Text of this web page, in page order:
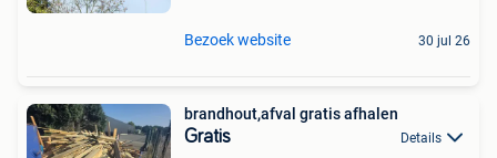
Bezoek website 30 jul 26
brandhout,afval gratis afhalen
Gratis Details